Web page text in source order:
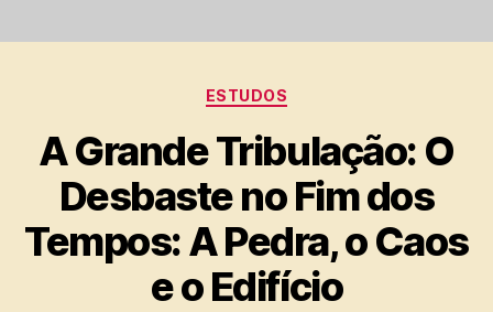
Categorias
ESTUDOS
A Grande Tribulação: O
Desbaste no Fim dos
Tempos: A Pedra, o Caos
e o Edifício